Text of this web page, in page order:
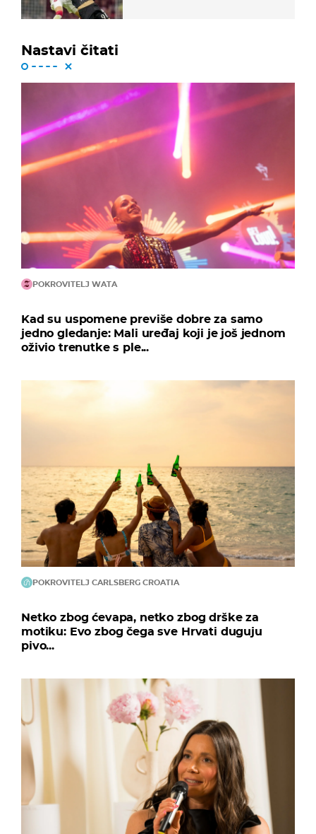
Nastavi čitati
POKROVITELJ WATA
Kad su uspomene previše dobre za samo
jedno gledanje: Mali uređaj koji je još jednom
oživio trenutke s ple...
POKROVITELJ CARLSBERG CROATIA
Netko zbog ćevapa, netko zbog drške za
motiku: Evo zbog čega sve Hrvati duguju
pivo...